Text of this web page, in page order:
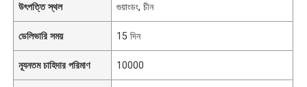
উৎপত্তি স্থল গুয়াংডং, চীন
ডেলিভারি সময় 15 দিন
ন্যূনতম চাহিদার পরিমাণ 10000